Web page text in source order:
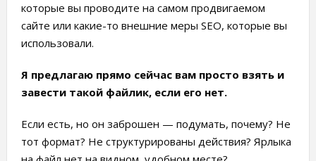
которые вы проводите на самом продвигаемом
сайте или какие-то внешние меры SEO, которые вы
использовали.
Я предлагаю прямо сейчас вам просто взять и
завести такой файлик, если его нет.
Если есть, но он заброшен — подумать, почему? Не
тот формат? Не структурированы действия? Ярлыка